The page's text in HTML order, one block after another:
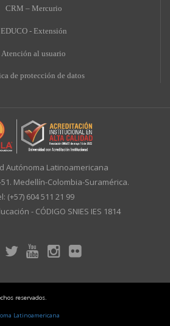
CRM – Mercurio
EDUCO - Extensión
Atención al usuario
de protección de datos
Autónoma Latinoamericana
51. Medellín-Colombia-Suramérica.
(+57) 604 511 21 99
- CÓDIGO SNIES IES 1814
reservados.
Latinoamericana